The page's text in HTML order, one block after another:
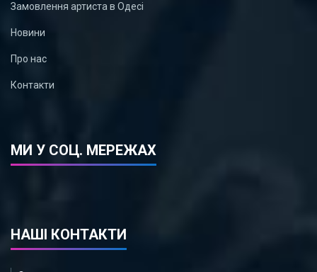
Замовлення артиста в Одесі
Новини
Про нас
Контакти
МИ У СОЦ. МЕРЕЖАХ
НАШІ КОНТАКТИ